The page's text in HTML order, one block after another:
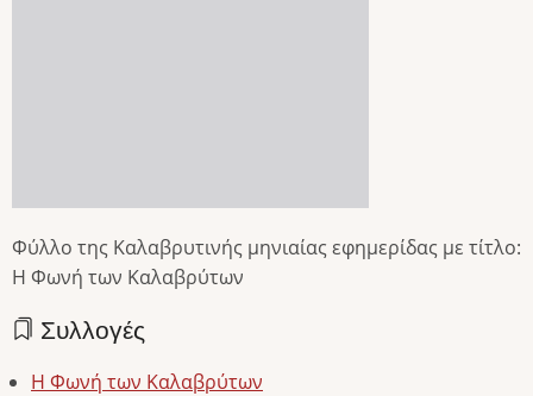
Φύλλο της Καλαβρυτινής μηνιαίας εφημερίδας με τίτλο:
Η Φωνή των Καλαβρύτων
Συλλογές
Η Φωνή των Καλαβρύτων